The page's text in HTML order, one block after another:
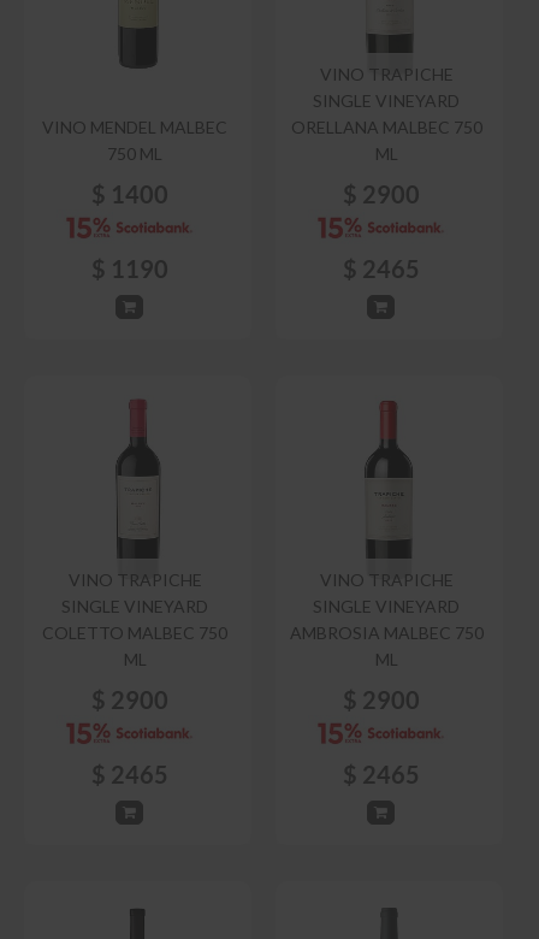
VINO MENDEL MALBEC
750 ML
$ 1400
$ 1190
VINO TRAPICHE
SINGLE VINEYARD
ORELLANA MALBEC 750
ML
$ 2900
$ 2465
VINO TRAPICHE
SINGLE VINEYARD
COLETTO MALBEC 750
ML
$ 2900
$ 2465
VINO TRAPICHE
SINGLE VINEYARD
AMBROSIA MALBEC 750
ML
$ 2900
$ 2465